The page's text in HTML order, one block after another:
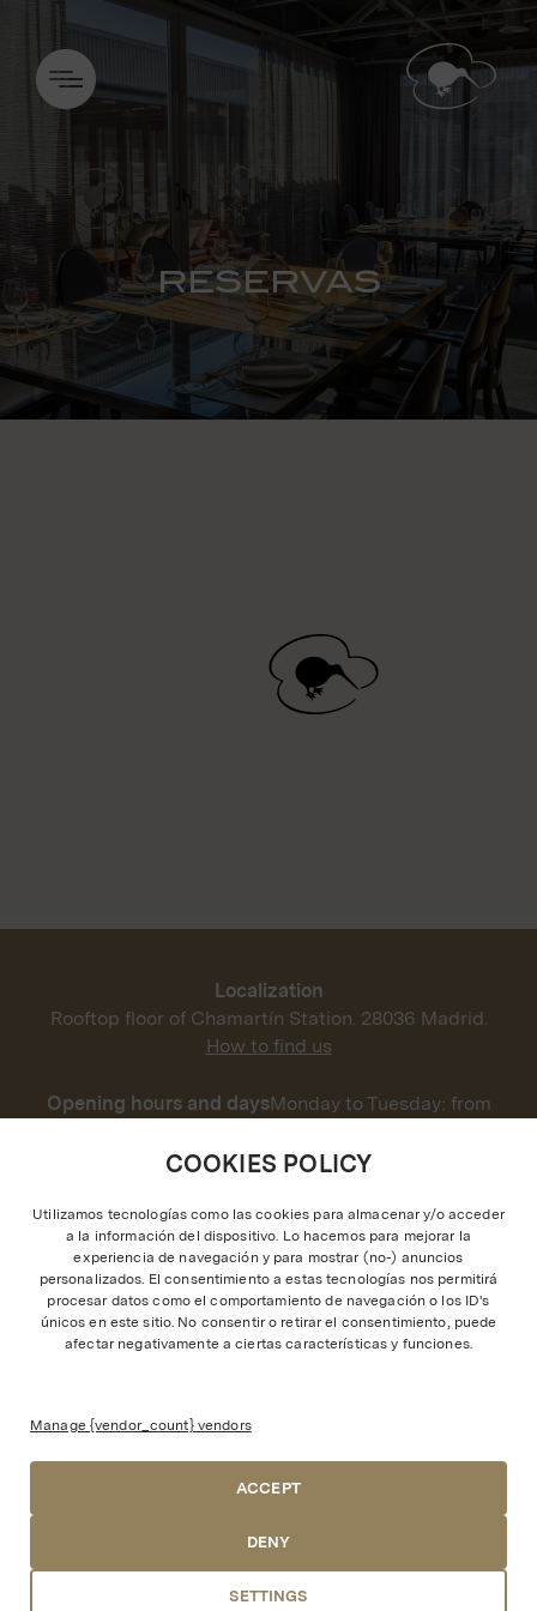
COOKIES POLICY
Utilizamos tecnologías como las cookies para almacenar y/o acceder
a la información del dispositivo. Lo hacemos para mejorar la
experiencia de navegación y para mostrar (no-) anuncios
personalizados. El consentimiento a estas tecnologías nos permitirá
procesar datos como el comportamiento de navegación o los ID's
únicos en este sitio. No consentir o retirar el consentimiento, puede
afectar negativamente a ciertas características y funciones.
Manage {vendor_count} vendors
ACCEPT
DENY
SETTINGS
RESERVAS
Localization
Rooftop floor of Chamartín Station. 28036 Madrid.
How to find us
Opening hours and daysMonday to Tuesday: from
Wednesday to Friday: from 1:00 p.m. to 2:00 a.m.
Sundays: from 1:00 p.m. to 1:00 a.m.
Trabaja con nosotros Aviso Legal
Política de Cookies ©2023 – Zielou Restaurant & Partners S.L.